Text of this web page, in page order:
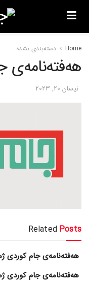
Home دسته‌بندی نشده
هەفتەنامەی
نیسان 20, 2023
Related Posts
هەفتەنامەی جام کوردی
هەفتەنامەی جام کوردی